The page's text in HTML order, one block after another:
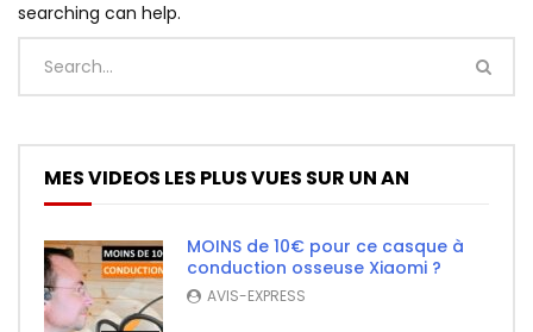
searching can help.
MES VIDEOS LES PLUS VUES SUR UN AN
MOINS de 10€ pour ce casque à
conduction osseuse Xiaomi ?
AVIS-EXPRESS